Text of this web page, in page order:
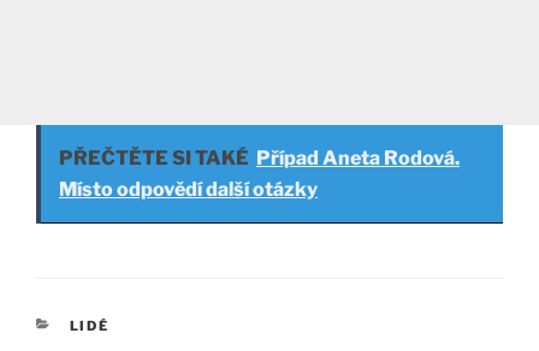
PŘEČTĚTE SI TAKÉ Případ Aneta Rodová.
Místo odpovědí další otázky
RUBRIKY
LIDÉ